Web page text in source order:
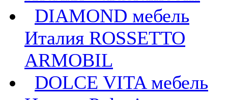
DIAMOND мебель
Италия ROSSETTO
ARMOBIL
DOLCE VITA мебель